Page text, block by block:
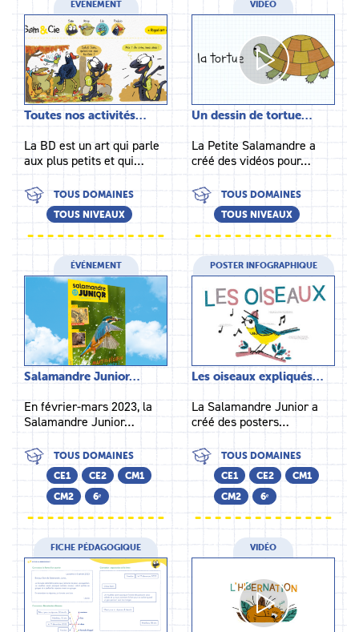
ÉVÉNEMENT
Toutes nos activités…
La BD est un art qui parle
aux plus petits et qui…
TOUS DOMAINES
TOUS NIVEAUX
VIDÉO
Un dessin de tortue…
La Petite Salamandre a
créé des vidéos pour…
TOUS DOMAINES
TOUS NIVEAUX
ÉVÉNEMENT
Salamandre Junior…
En février-mars 2023, la
Salamandre Junior…
TOUS DOMAINES
CE1
CE2
CM1
CM2
6ᵉ
POSTER INFOGRAPHIQUE
Les oiseaux expliqués…
La Salamandre Junior a
créé des posters…
TOUS DOMAINES
CE1
CE2
CM1
CM2
6ᵉ
FICHE PÉDAGOGIQUE VIDÉO